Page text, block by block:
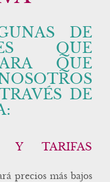
DE
QUE
QUE
DE
Y TARIFAS
precios más bajos